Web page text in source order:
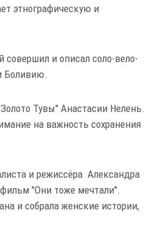
этнографическую и
совершил и описал соло-вело-
Боливию.
Тувы" Анастасии Нелень.
на важность сохранения
и режиссёра Александра
"Они тоже мечтали".
и собрала женские истории,